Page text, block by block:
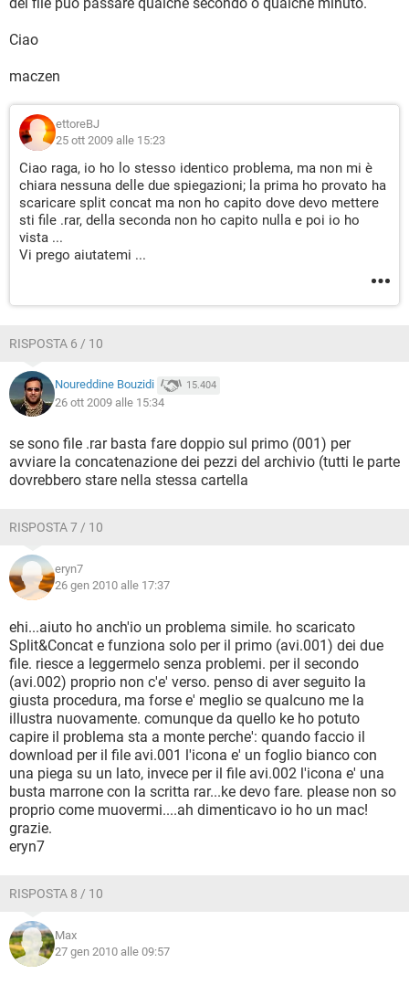
Ciao
maczen
ettoreBJ
25 ott 2009 alle 15:23
Ciao raga, io ho lo stesso identico problema, ma non mi è
chiara nessuna delle due spiegazioni; la prima ho provato ha
scaricare split concat ma non ho capito dove devo mettere
sti file .rar, della seconda non ho capito nulla e poi io ho
vista ...
Vi prego aiutatemi ...
RISPOSTA 6 / 10
Noureddine Bouzidi 15.404
26 ott 2009 alle 15:34
se sono file .rar basta fare doppio sul primo (001) per
avviare la concatenazione dei pezzi del archivio (tutti le parte
dovrebbero stare nella stessa cartella
RISPOSTA 7 / 10
eryn7
26 gen 2010 alle 17:37
ehi...aiuto ho anch'io un problema simile. ho scaricato
Split&Concat e funziona solo per il primo (avi.001) dei due
file. riesce a leggermelo senza problemi. per il secondo
(avi.002) proprio non c'e' verso. penso di aver seguito la
giusta procedura, ma forse e' meglio se qualcuno me la
illustra nuovamente. comunque da quello ke ho potuto
capire il problema sta a monte perche': quando faccio il
download per il file avi.001 l'icona e' un foglio bianco con
una piega su un lato, invece per il file avi.002 l'icona e' una
busta marrone con la scritta rar...ke devo fare. please non so
proprio come muovermi....ah dimenticavo io ho un mac!
grazie.
eryn7
RISPOSTA 8 / 10
Max
27 gen 2010 alle 09:57